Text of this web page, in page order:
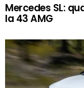
Mercedes SL:
la 43 AMG